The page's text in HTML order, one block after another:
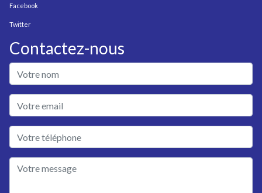
Facebook
Twitter
Contactez-nous